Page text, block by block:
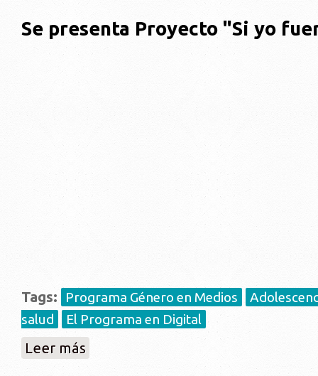
Se presenta Proyecto "Si yo
Tags: Programa Género en Medios
salud
El Programa en Digital
Leer más